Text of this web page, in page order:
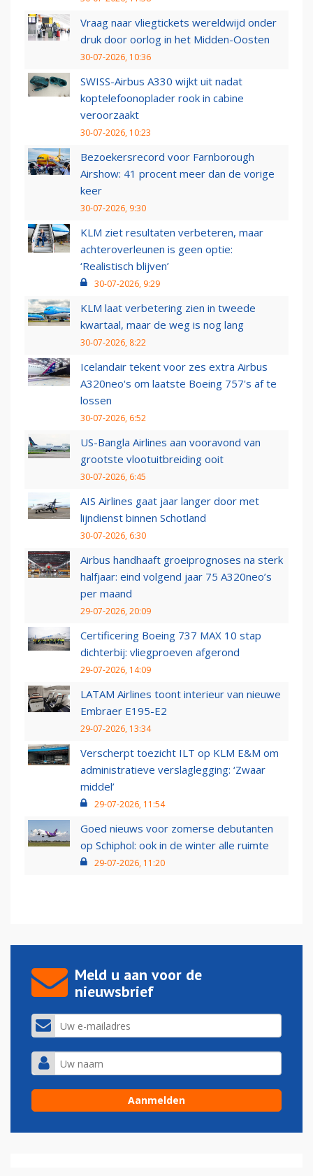
Vraag naar vliegtickets wereldwijd onder
druk door oorlog in het Midden-Oosten
30-07-2026, 10:36
SWISS-Airbus A330 wijkt uit nadat
koptelefoonoplader rook in cabine
veroorzaakt
30-07-2026, 10:23
Bezoekersrecord voor Farnborough
Airshow: 41 procent meer dan de vorige
keer
30-07-2026, 9:30
KLM ziet resultaten verbeteren, maar
achteroverleunen is geen optie:
‘Realistisch blijven’
30-07-2026, 9:29
KLM laat verbetering zien in tweede
kwartaal, maar de weg is nog lang
30-07-2026, 8:22
Icelandair tekent voor zes extra Airbus
A320neo's om laatste Boeing 757's af te
lossen
30-07-2026, 6:52
US-Bangla Airlines aan vooravond van
grootste vlootuitbreiding ooit
30-07-2026, 6:45
AIS Airlines gaat jaar langer door met
lijndienst binnen Schotland
30-07-2026, 6:30
Airbus handhaaft groeiprognoses na sterk
halfjaar: eind volgend jaar 75 A320neo’s
per maand
29-07-2026, 20:09
Certificering Boeing 737 MAX 10 stap
dichterbij: vliegproeven afgerond
29-07-2026, 14:09
LATAM Airlines toont interieur van nieuwe
Embraer E195-E2
29-07-2026, 13:34
Verscherpt toezicht ILT op KLM E&M om
administratieve verslaglegging: ‘Zwaar
middel’
29-07-2026, 11:54
Goed nieuws voor zomerse debutanten
op Schiphol: ook in de winter alle ruimte
29-07-2026, 11:20
Meld u aan voor de
nieuwsbrief